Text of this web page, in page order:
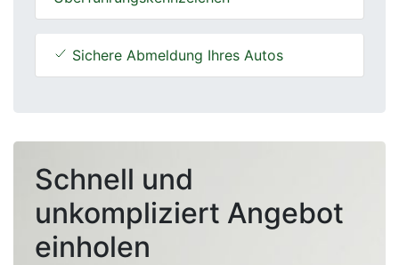
Sichere Abmeldung Ihres Autos
Schnell und
unkompliziert Angebot
einholen